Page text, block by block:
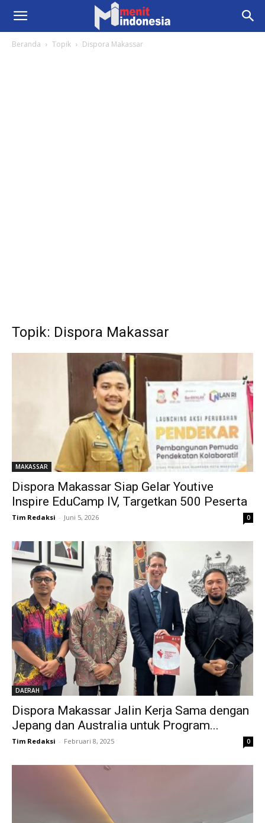
Beranda Topik Dispora Makassar
Topik: Dispora Makassar
MAKASSAR
Dispora Makassar Siap Gelar Youtive
Inspire EduCamp IV, Targetkan 500 Peserta
Tim Redaksi - Juni 5, 2026 0
DAERAH
Dispora Makassar Jalin Kerja Sama dengan
Jepang dan Australia untuk Program...
Tim Redaksi - Februari 8, 2025 0